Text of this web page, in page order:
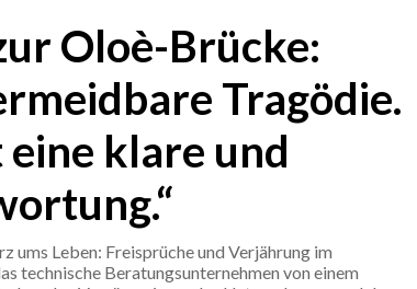
Oloè-Brücke:
Tragödie.
klare und
ums Leben: Freisprüche und Verjährung im
technische Beratungsunternehmen von einem